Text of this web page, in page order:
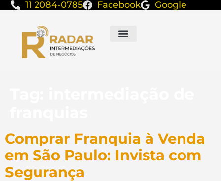
11 2084-0785 Facebook Google
Comprar Franquia à Venda
em São Paulo: Invista com
Segurança